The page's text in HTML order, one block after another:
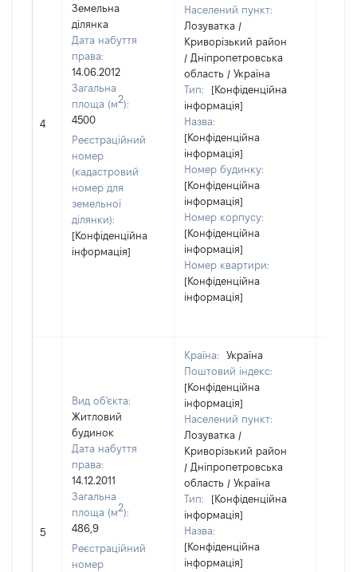
4
Земельна
ділянка
Дата набуття
права:
14.06.2012
Загальна
площа (м2):
4500
Реєстраційний
номер
(кадастровий
номер для
земельної
ділянки):
[Конфіденційна
інформація]
Населений пункт:
Лозуватка /
Криворізький район
/ Дніпропетровська
область / Україна
Тип:
[Конфіденційна
інформація]
Назва:
[Конфіденційна
інформація]
Номер будинку:
[Конфіденційна
інформація]
Номер корпусу:
[Конфіденційна
інформація]
Номер квартири:
[Конфіденційна
інформація]
5
Вид об'єкта:
Житловий
будинок
Дата набуття
права:
14.12.2011
Загальна
площа (м2):
486,9
Реєстраційний
номер
Країна:
Україна
Поштовий індекс:
[Конфіденційна
інформація]
Населений пункт:
Лозуватка /
Криворізький район
/ Дніпропетровська
область / Україна
Тип:
[Конфіденційна
інформація]
Назва:
[Конфіденційна
інформація]